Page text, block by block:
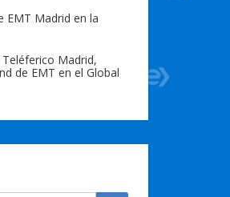
EMT Madrid en la
Madrid,
de EMT en el Global